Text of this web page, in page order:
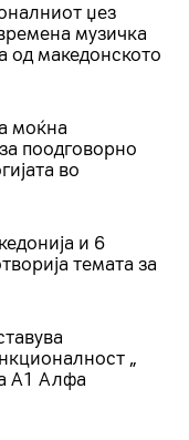
џез
музичка
од македонското
моќна
поодговорно
во
и 6
темата за
„
А1 Алфа